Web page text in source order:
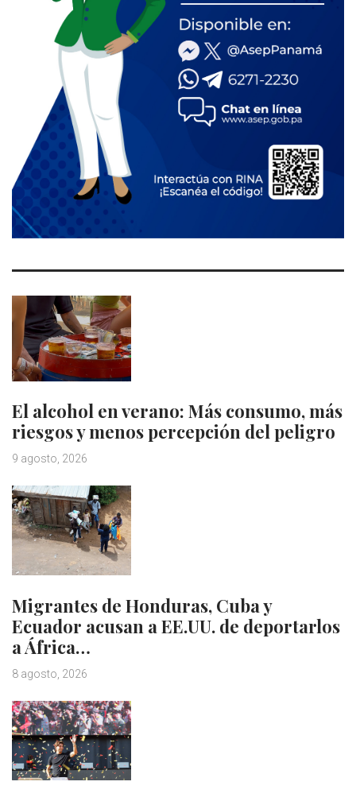
El alcohol en verano: Más consumo, más
riesgos y menos percepción del peligro
9 agosto, 2026
Migrantes de Honduras, Cuba y
Ecuador acusan a EE.UU. de deportarlos
a África…
8 agosto, 2026